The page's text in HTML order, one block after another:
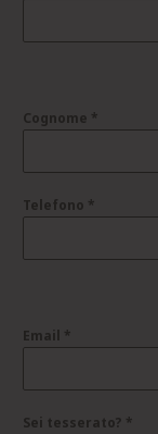
Cognome *
Telefono *
Email *
Sei tesserato? *